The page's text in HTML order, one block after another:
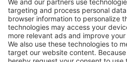
Ganz nach dem Edel-
SEEN sind im Jahr 2018
angesagt. Man darf sich auf
Sonnenbrillen mit auffälligen
Brillenrahmen werden
achteckige BrillenRead more